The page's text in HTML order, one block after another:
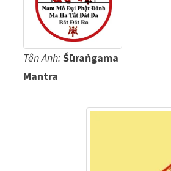
Tên Anh:Śūraṅgama
Mantra